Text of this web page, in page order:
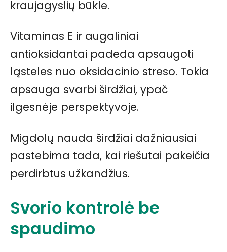
kraujagyslių būkle.
Vitaminas E ir augaliniai
antioksidantai padeda apsaugoti
ląsteles nuo oksidacinio streso. Tokia
apsauga svarbi širdžiai, ypač
ilgesnėje perspektyvoje.
Migdolų nauda širdžiai dažniausiai
pastebima tada, kai riešutai pakeičia
perdirbtus užkandžius.
Svorio kontrolė be
spaudimo